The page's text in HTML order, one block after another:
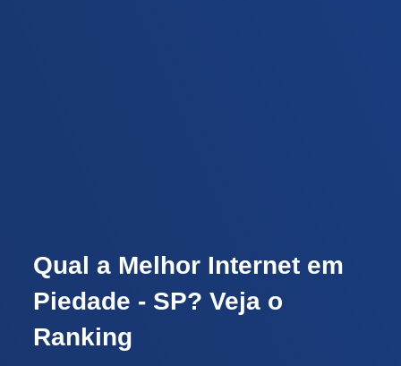
Qual a Melhor Internet em
Piedade - SP? Veja o
Ranking